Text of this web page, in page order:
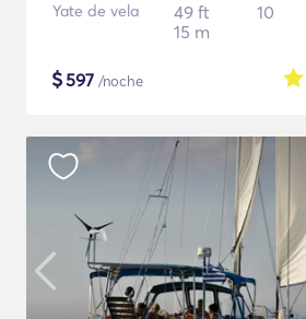
Yate de vela
49 ft
15 m
10
$597 /noche